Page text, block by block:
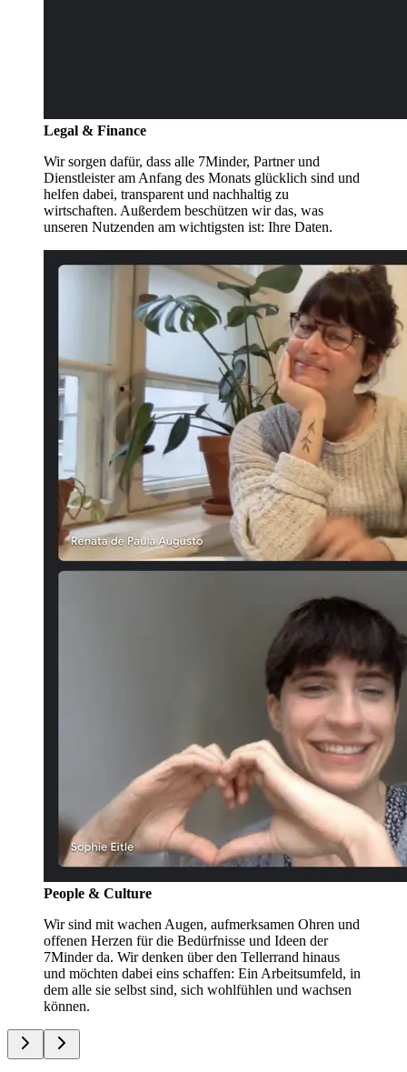
Legal & Finance
Wir sorgen dafür, dass alle 7Minder, Partner und
Dienstleister am Anfang des Monats glücklich sind und
helfen dabei, transparent und nachhaltig zu
wirtschaften. Außerdem beschützen wir das, was
unseren Nutzenden am wichtigsten ist: Ihre Daten.
People & Culture
Wir sind mit wachen Augen, aufmerksamen Ohren und
offenen Herzen für die Bedürfnisse und Ideen der
7Minder da. Wir denken über den Tellerrand hinaus
und möchten dabei eins schaffen: Ein Arbeitsumfeld, in
dem alle sie selbst sind, sich wohlfühlen und wachsen
können.